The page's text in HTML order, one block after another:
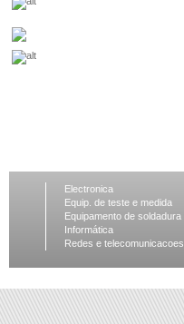
Electronica
Equip. de teste e medida
Equipamento de soldadura
Informática
Redes e telecomunicacoes